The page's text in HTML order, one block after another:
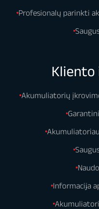
Profesionalų parinkti
Kliento
Akumuliatorių
Informacija